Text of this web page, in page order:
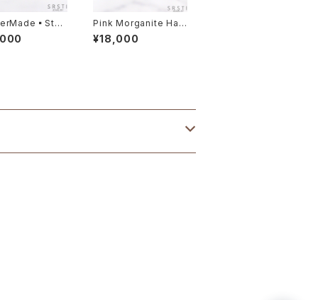
Diamon
K18 YG Ri
Pink Morganite Han
d carving SV925 Rin
g
¥18,000